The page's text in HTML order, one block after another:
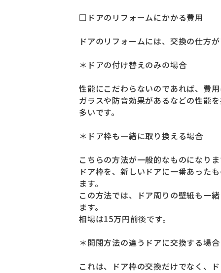
□ドアのリフォームにかかる費用
ドアのリフォームには、交換の仕方
＊ドアの付け替えのみの場合
性能にこだわらないのであれば、費
ガラスや防音効果があるなどの性能
多いです。
＊ドア枠も一緒に取り換える場合
こちらの方法が一般的なものになり
ドア枠を、新しいドアに一番あった
ます。
この方法では、ドア周りの壁紙も一
ます。
相場は15万円前後です。
＊開閉方法の違うドアに交換する場合
これは、ドア枠の交換だけでなく、